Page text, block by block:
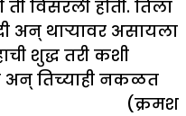
विसरली होती. तिला
थाऱ्यावर असायला
शुद्ध तरी कशी
अन् तिच्याही नकळत
शिरली. (क्रमश